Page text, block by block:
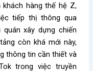
hàng thế hệ Z,
tiếp thị thông qua
xây dựng chiến
còn khá mới này,
thông tin cần thiết và
trong việc truyền